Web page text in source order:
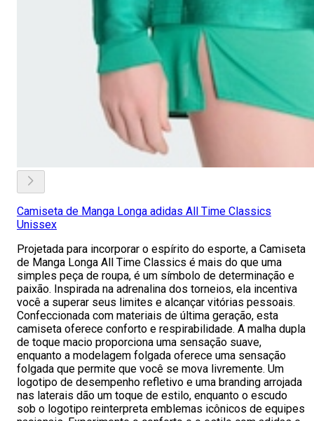
Camiseta de Manga Longa adidas All Time Classics
Unissex
Projetada para incorporar o espírito do esporte, a Camiseta
de Manga Longa All Time Classics é mais do que uma
simples peça de roupa, é um símbolo de determinação e
paixão. Inspirada na adrenalina dos torneios, ela incentiva
você a superar seus limites e alcançar vitórias pessoais.
Confeccionada com materiais de última geração, esta
camiseta oferece conforto e respirabilidade. A malha dupla
de toque macio proporciona uma sensação suave,
enquanto a modelagem folgada oferece uma sensação
folgada que permite que você se mova livremente. Um
logotipo de desempenho refletivo e uma branding arrojada
nas laterais dão um toque de estilo, enquanto o escudo
sob o logotipo reinterpreta emblemas icônicos de equipes